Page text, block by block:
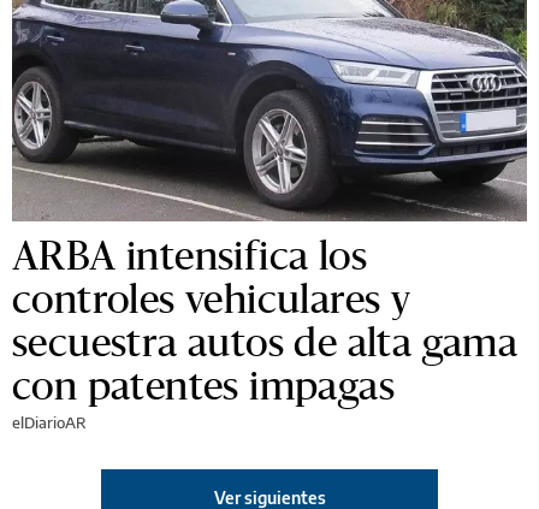
ARBA intensifica los
controles vehiculares y
secuestra autos de alta gama
con patentes impagas
elDiarioAR
Ver siguientes